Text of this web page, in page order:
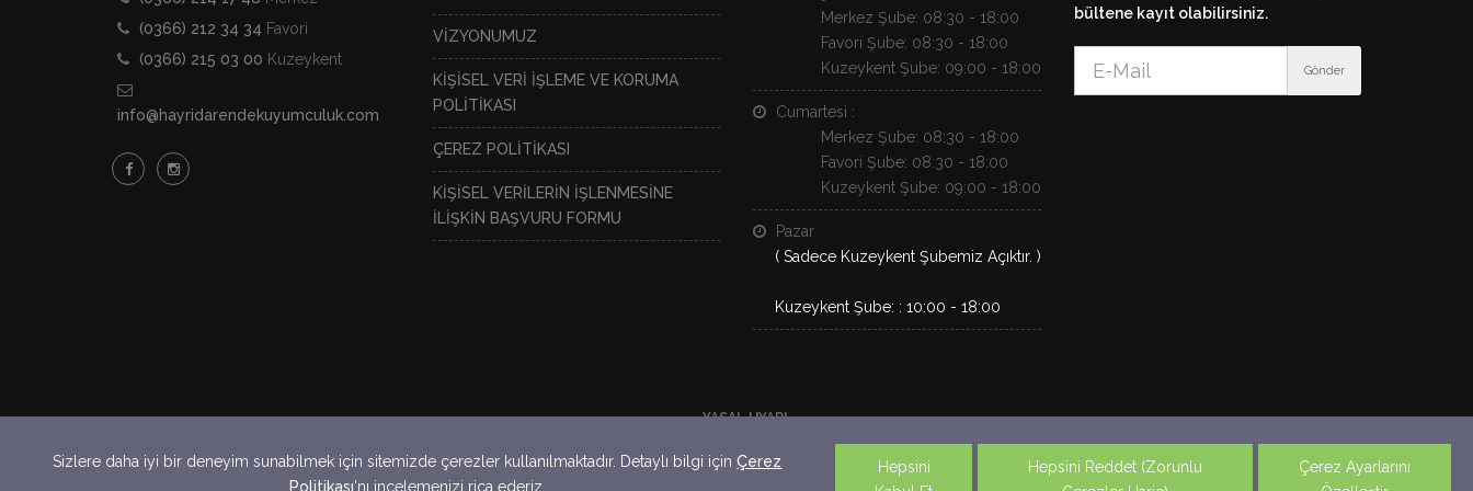
(0366) 212 34 34 Favori
(0366) 215 03 00 Kuzeykent
info@hayridarendekuyumculuk.com
VİZYONUMUZ
KİŞİSEL VERİ İŞLEME VE KORUMA
POLİTİKASI
ÇEREZ POLİTİKASI
KİŞİSEL VERİLERİN İŞLENMESİNE
İLİŞKİN BAŞVURU FORMU
Merkez Şube: 08:30 - 18:00
Favori Şube: 08:30 - 18:00
Kuzeykent Şube: 09:00 - 18:00
Cumartesi :
Merkez Şube: 08:30 - 18:00
Favori Şube: 08:30 - 18:00
Kuzeykent Şube: 09:00 - 18:00
Pazar
( Sadece Kuzeykent Şubemiz Açıktır. )
Kuzeykent Şube: : 10:00 - 18:00
bültene kayıt olabilirsiniz.
Gönder
YASAL UYARI
Sizlere daha iyi bir deneyim sunabilmek için sitemizde çerezler kullanılmaktadır. Detaylı bilgi içinÇerez
Politikası'nı incelemenizi rica ederiz.
Hepsini
Hepsini Reddet (Zorunlu
Çerez Ayarlarını